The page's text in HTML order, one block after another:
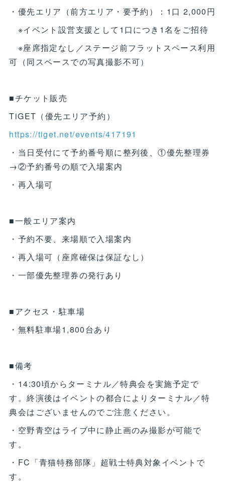
・優先エリア（前方エリア・要予約）：1口 2,000円
※イベント設営支援として1口につき1名をご招待
※座席指定なし／ステージ前フラットスペース利用
可（同スペースでの写真撮影不可）
■チケット販売
TiGET（優先エリア予約）
https://tiget.net/events/417191
・当日受付にて予約番号順に整列後、①優先整理券
→②予約番号の順で入場案内
・再入場可
■一般エリア案内
・予約不要、来場順で入場案内
・再入場可（座席確保は保証なし）
・一部優先整理券の発行あり
■アクセス・駐車場
・無料駐車場1,800台あり
■備考
・14:30頃からターミナル／特典会を実施予定で
す。終演後はイベントの都合によりターミナル／特
典会はございませんのでご注意ください。
・空野青空はライブ中に静止画のみ撮影が可能で
す。
・FC「青猫特務部隊」超戦士特典対象イベントで
す。